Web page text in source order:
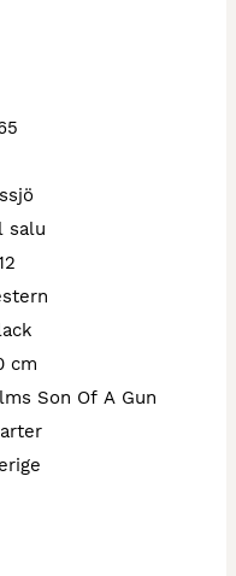
salu
cm
Son Of A Gun